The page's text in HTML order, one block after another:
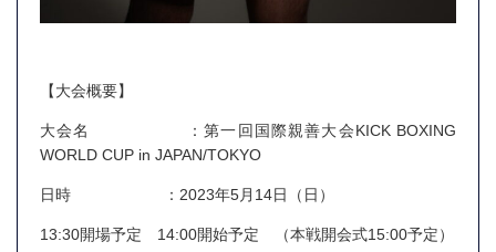
【大会概要】
大会名 ：第一回国際親善大会KICK BOXING
WORLD CUP in JAPAN/TOKYO
日時 ：2023年5月14日（日）
13:30開場予定 14:00開始予定 （本戦開会式15:00予定）